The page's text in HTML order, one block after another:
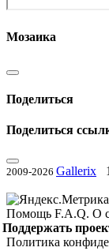
Мозаика
Поделиться
Поделиться
2009-2026 Gallerix
Помощь F.A.Q. О
Поддержать
Политика